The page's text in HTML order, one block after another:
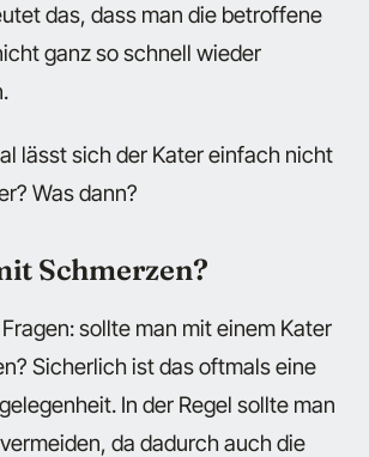
das, dass man die betroffene
ganz so schnell wieder
lässt sich der Kater einfach nicht
Was dann?
Schmerzen?
sollte man mit einem Kater
Sicherlich ist das oftmals eine
In der Regel sollte man
da dadurch auch die